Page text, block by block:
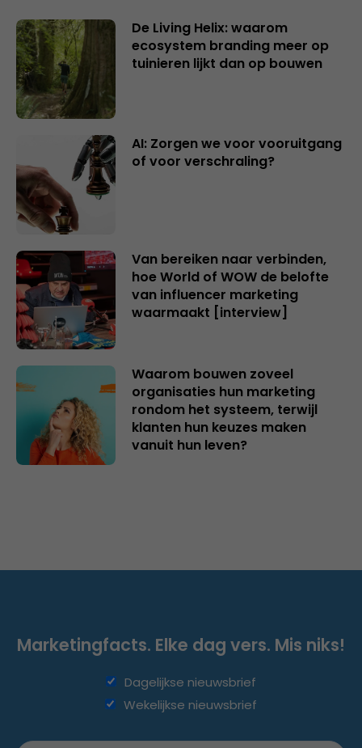
De Living Helix: waarom
ecosystem branding meer op
tuinieren lijkt dan op bouwen
AI: Zorgen we voor vooruitgang
of voor verschraling?
Van bereiken naar verbinden,
hoe World of WOW de belofte
van influencer marketing
waarmaakt [interview]
Waarom bouwen zoveel
organisaties hun marketing
rondom het systeem, terwijl
klanten hun keuzes maken
vanuit hun leven?
Marketingfacts. Elke dag vers. Mis niks!
Dagelijkse nieuwsbrief
Wekelijkse nieuwsbrief